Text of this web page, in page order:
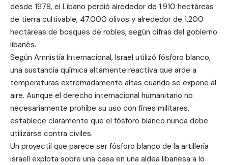
desde 1978, el Líbano perdió alrededor de 1.910 hectáreas
de tierra cultivable, 47.000 olivos y alrededor de 1.200
hectáreas de bosques de robles, según cifras del gobierno
libanés.
Según Amnistía Internacional, Israel utilizó fósforo blanco,
una sustancia química altamente reactiva que arde a
temperaturas extremadamente altas cuando se expone al
aire. Aunque el derecho internacional humanitario no
necesariamente prohíbe su uso con fines militares,
establece claramente que el fósforo blanco nunca debe
utilizarse contra civiles.
Un proyectil que parece ser fósforo blanco de la artillería
israelí explota sobre una casa en una aldea libanesa a lo